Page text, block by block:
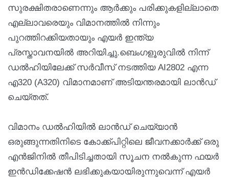
സുരക്ഷിതരാണെന്നും ആർക്കും പരിക്കുകളില്ലാതെ
എല്ലാവരെയും വിമാനത്തിൽ നിന്നും
പുറത്തിറക്കിയതായും എയർ ഇന്ത്യ
പ്രസ്താവനയിൽ അറിയിച്ചു.ബെംഗളൂരുവിൽ നിന്ന്
ഡൽഹിയിലേക്ക് സർവീസ് നടത്തിയ AI2802 എന്ന
എ320 (A320) വിമാനമാണ് അടിയന്തരമായി ലാൻഡ്
ചെയ്തത്.
വിമാനം ഡൽഹിയിൽ ലാൻഡ് ചെയ്യാൻ
ഒരുങ്ങുന്നതിനിടെ കോക്ക്പിറ്റിലെ ജീവനക്കാർക്ക് ഒരു
എൻജിനിൽ തീപിടിച്ചതായി സൂചന നൽകുന്ന ഫയർ
ഇൻഡിക്കേഷൻ ലഭിക്കുകയായിരുന്നുവെന്ന് എയർ